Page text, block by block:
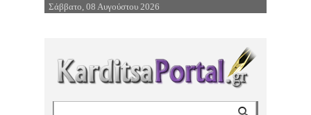
Επιστροφή στην Πλοήγηση
Σάββατο, 08 Αυγούστου 2026